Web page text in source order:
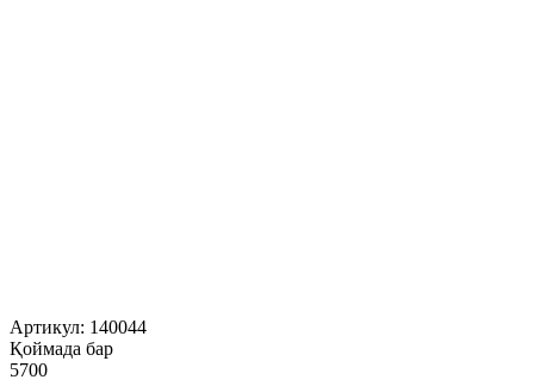
Артикул: 140044
Қоймада бар
5700